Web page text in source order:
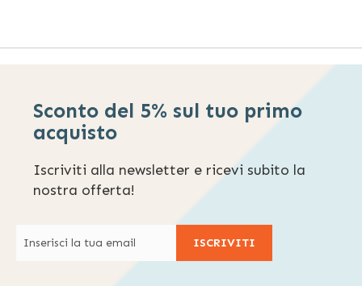
Sconto del 5% sul tuo primo
acquisto
Iscriviti alla newsletter e ricevi subito la
nostra offerta!
ISCRIVITI